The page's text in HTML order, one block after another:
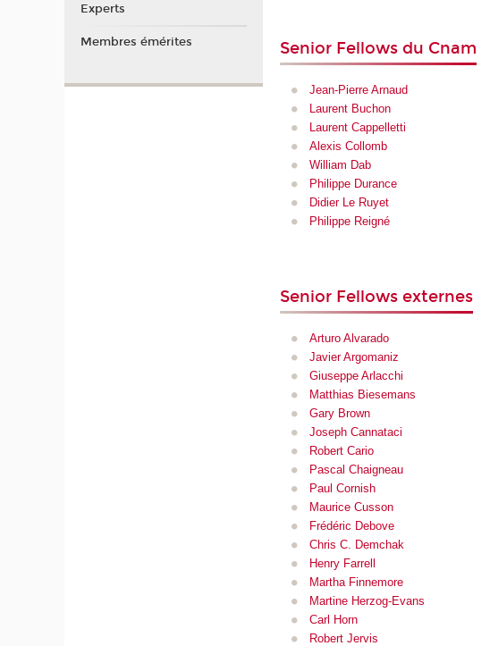
Senior Fellows du Cnam
Jean-Pierre Arnaud
Laurent Buchon
Laurent Cappelletti
Alexis Collomb
William Dab
Philippe Durance
Didier Le Ruyet
Philippe Reigné
Senior Fellows externes
Arturo Alvarado
Javier Argomaniz
Giuseppe Arlacchi
Matthias Biesemans
Gary Brown
Joseph Cannataci
Robert Cario
Pascal Chaigneau
Paul Cornish
Maurice Cusson
Frédéric Debove
Chris C. Demchak
Henry Farrell
Martha Finnemore
Martine Herzog-Evans
Carl Horn
Robert Jervis
Experts
Membres émérites